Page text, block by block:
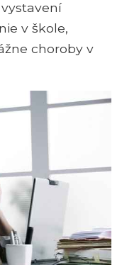
v škole,
choroby v